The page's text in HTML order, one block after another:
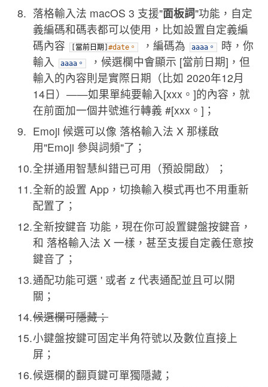
落格輸入法 macOS 3 支援"面板詞"功能，自定
義編碼和碼表都可以使用，比如設置自定義編
碼內容
[當前日期 ] #date。 ，編碼為 aaaa。
時，你
輸入
aaaa。
，候選欄中會顯示 [當前日期]，但
輸入的內容則是實際日期（比如 2020年12月
14日）——如果單純要輸入[xxx。]的內容，就
在前面加一個井號進行轉義 #[xxx。]；
Emoji 候選可以像 落格輸入法 X 那樣啟
用"Emoji 參與詞頻"了；
全拼通用智慧糾錯已可用（預設開啟）；
全新的設置 App，切換輸入模式再也不用重新
配置了；
全新按鍵音 功能，現在你可設置鍵盤按鍵音，
和 落格輸入法 X 一樣，甚至支援自定義任意按
鍵音了；
通配功能可選 ' 或者 z 代表通配並且可以開
關；
候選欄可隱藏；
小鍵盤按鍵可固定半角符號以及數位直接上
屏；
候選欄的翻頁鍵可單獨隱藏；